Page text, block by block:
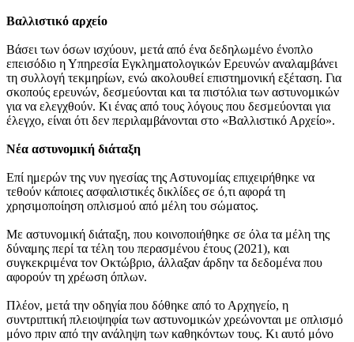
Βαλλιστικό αρχείο
Βάσει των όσων ισχύουν, μετά από ένα δεδηλωμένο ένοπλο
επεισόδιο η Υπηρεσία Εγκληματολογικών Ερευνών αναλαμβάνει
τη συλλογή τεκμηρίων, ενώ ακολουθεί επιστημονική εξέταση. Για
σκοπούς ερευνών, δεσμεύονται και τα πιστόλια των αστυνομικών
για να ελεγχθούν. Κι ένας από τους λόγους που δεσμεύονται για
έλεγχο, είναι ότι δεν περιλαμβάνονται στο «Βαλλιστικό Αρχείο».
Νέα αστυνομική διάταξη
Επί ημερών της νυν ηγεσίας της Αστυνομίας επιχειρήθηκε να
τεθούν κάποιες ασφαλιστικές δικλίδες σε ό,τι αφορά τη
χρησιμοποίηση οπλισμού από μέλη του σώματος.
Με αστυνομική διάταξη, που κοινοποιήθηκε σε όλα τα μέλη της
δύναμης περί τα τέλη του περασμένου έτους (2021), και
συγκεκριμένα τον Οκτώβριο, άλλαξαν άρδην τα δεδομένα που
αφορούν τη χρέωση όπλων.
Πλέον, μετά την οδηγία που δόθηκε από το Αρχηγείο, η
συντριπτική πλειοψηφία των αστυνομικών χρεώνονται με οπλισμό
μόνο πριν από την ανάληψη των καθηκόντων τους. Κι αυτό μόνο